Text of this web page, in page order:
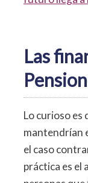
Las
Lo curioso es
mantendrían
el caso
práctica es el